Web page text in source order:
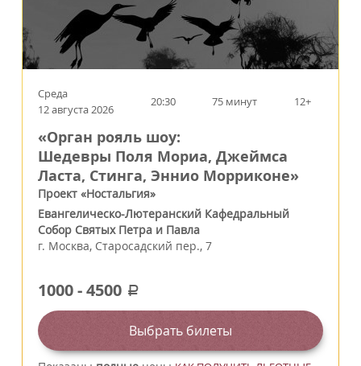
Среда
12 августа 2026
20:30 75 минут 12+
«Орган рояль шоу:
Шедевры Поля Мориа, Джеймса
Ласта, Стинга, Эннио Морриконе»
Проект «Ностальгия»
Евангелическо-Лютеранский Кафедральный
Собор Святых Петра и Павла
г. Москва, Старосадский пер., 7
1000-4500 a
Выбрать билеты